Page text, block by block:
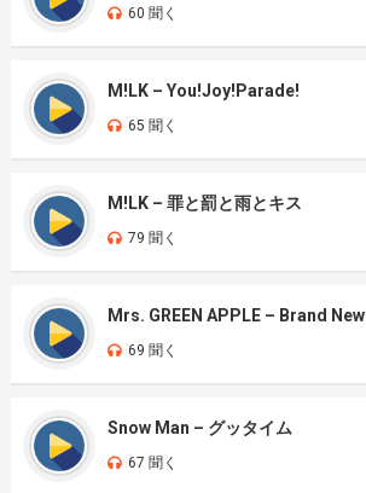
60 聞く
M!LK – You!Joy!Parade!
65 聞く
M!LK – 罪と罰と雨とキス
79 聞く
Mrs. GREEN APPLE – Brand New
69 聞く
Snow Man – グッタイム
67 聞く